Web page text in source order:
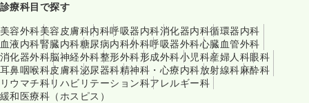
診療科目で探す
美容外科美容皮膚科内科呼吸器内科消化器内科循環器内科
血液内科腎臓内科糖尿病内科外科呼吸器外科心臓血管外科
消化器外科脳神経外科整形外科形成外科小児科産婦人科眼科
耳鼻咽喉科皮膚科泌尿器科精神科・心療内科放射線科麻酔科
リウマチ科リハビリテーション科アレルギー科
緩和医療科（ホスピス）